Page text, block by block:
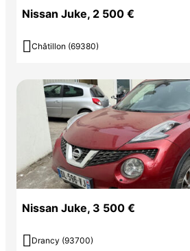
Nissan Juke, 2 500 €
 Châtillon (69380)
Nissan Juke, 3 500 €
 Drancy (93700)